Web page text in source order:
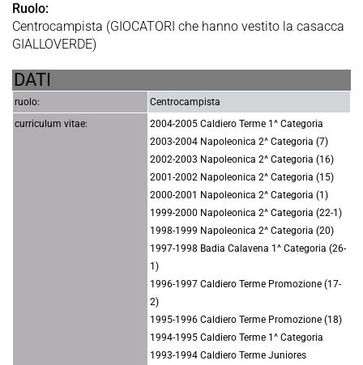
Ruolo:
Centrocampista (GIOCATORI che hanno vestito la casacca
GIALLOVERDE)
DATI
ruolo:
Centrocampista
curriculum vitae:
2004-2005 Caldiero Terme 1^ Categoria
2003-2004 Napoleonica 2^ Categoria (7)
2002-2003 Napoleonica 2^ Categoria (16)
2001-2002 Napoleonica 2^ Categoria (15)
2000-2001 Napoleonica 2^ Categoria (1)
1999-2000 Napoleonica 2^ Categoria (22-1)
1998-1999 Napoleonica 2^ Categoria (20)
1997-1998 Badia Calavena 1^ Categoria (26-
1)
1996-1997 Caldiero Terme Promozione (17-
2)
1995-1996 Caldiero Terme Promozione (18)
1994-1995 Caldiero Terme 1^ Categoria
1993-1994 Caldiero Terme Juniores